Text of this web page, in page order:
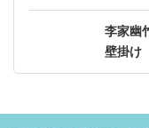
李家幽
壁掛け